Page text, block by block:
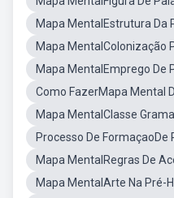
Mapa MentalEstrutura Da
Mapa MentalColonização
Mapa MentalEmprego De
Como FazerMapa Mental
Mapa MentalClasse
Processo De FormaçaoDe
Mapa MentalRegras De
Mapa MentalArte Na Pré-